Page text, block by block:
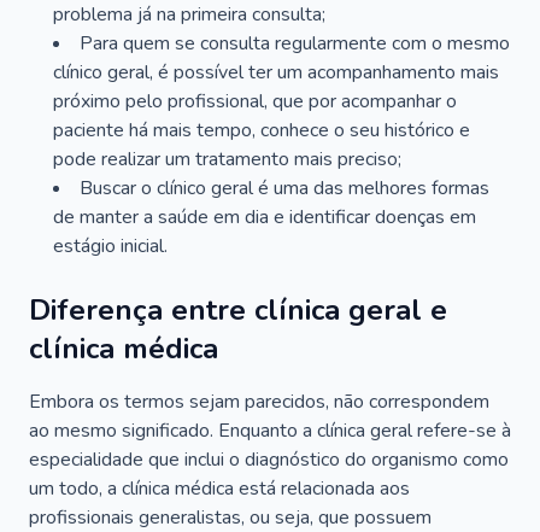
problema já na primeira consulta;
Para quem se consulta regularmente com o mesmo
clínico geral, é possível ter um acompanhamento mais
próximo pelo profissional, que por acompanhar o
paciente há mais tempo, conhece o seu histórico e
pode realizar um tratamento mais preciso;
Buscar o clínico geral é uma das melhores formas
de manter a saúde em dia e identificar doenças em
estágio inicial.
Diferença entre clínica geral e
clínica médica
Embora os termos sejam parecidos, não correspondem
ao mesmo significado. Enquanto a clínica geral refere-se à
especialidade que inclui o diagnóstico do organismo como
um todo, a clínica médica está relacionada aos
profissionais generalistas, ou seja, que possuem